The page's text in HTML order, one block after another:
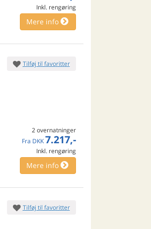
Inkl. rengøring
Mere info
Tilføj til favoritter
2 overnatninger
Fra DKK 7.217,-
Inkl. rengøring
Mere info
Tilføj til favoritter